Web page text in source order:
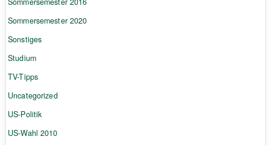
Sommersemester 2020
Sonstiges
Studium
TV-Tipps
Uncategorized
US-Politik
US-Wahl 2010